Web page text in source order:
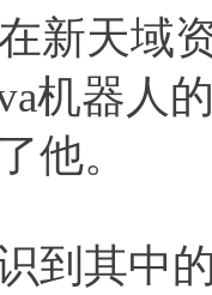
天域资
机器人
他。
其中的